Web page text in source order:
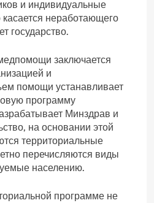
и индивидуальные
неработающего
государство.
заключается
и
помощи устанавливает
программу
Минздрав и
на основании этой
территориальные
перечисляются виды
населению.
программе не